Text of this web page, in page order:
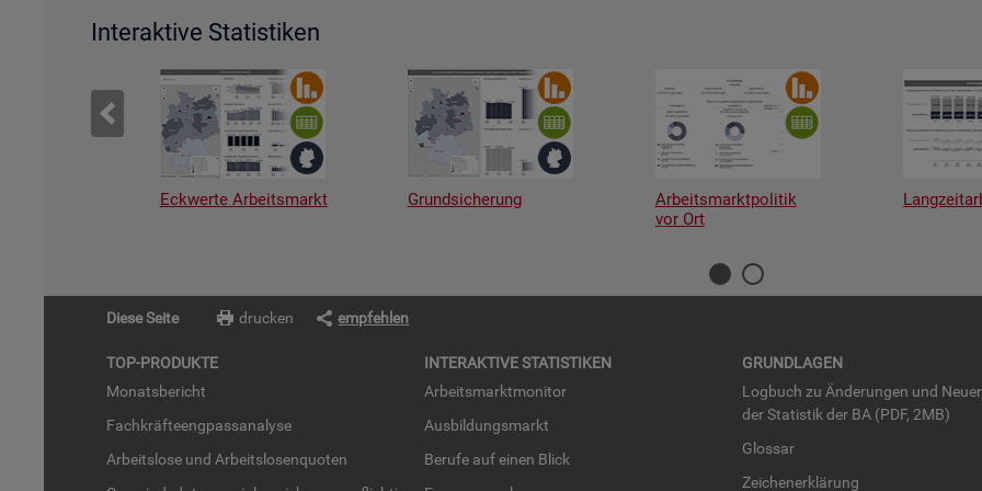
Interaktive Statistiken
Eckwerte Arbeitsmarkt Grundsicherung
Arbeitsmarktpolitik
vor Ort
Diese Seite drucken empfehlen
TOP-PRO­DUK­TE
Mo­nats­be­richt
Fach­kräf­te­eng­pass­ana­ly­se
Ar­beits­lo­se und Ar­beits­lo­sen­quo­ten
IN­TER­AK­TI­VE STA­TIS­TI­KEN
Ar­beits­markt­mo­ni­tor
Aus­bil­dungs­markt
Be­ru­fe auf einen Blick
GRUND­LA­GEN
Log­buch zu Än­de­run­gen und
der Sta­tis­tik der BA (PDF, 2MB)
Glos­sar
Zei­chen­er­klä­rung